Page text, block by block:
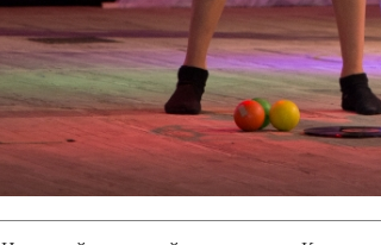
Казавчинская;
Образцовый эстрадно-цирковой коллектив
творчества с. Чобручи, Слободзейского
Владимирович;
Образцовый цирковой коллектив
Тирасполь, руководитель Отличный
Молдавской Республики Николай Юрьевич